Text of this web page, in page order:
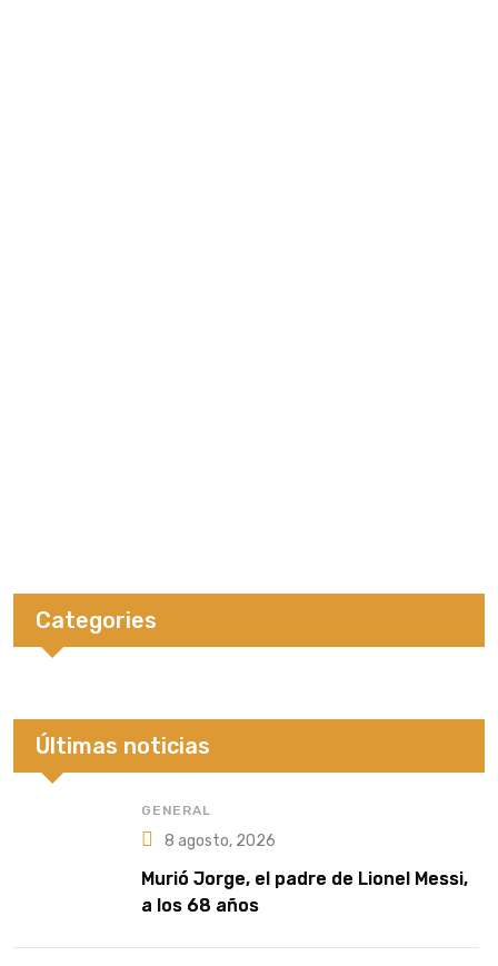
Categories
Últimas noticias
GENERAL
8 agosto, 2026
Murió Jorge, el padre de Lionel Messi,
a los 68 años